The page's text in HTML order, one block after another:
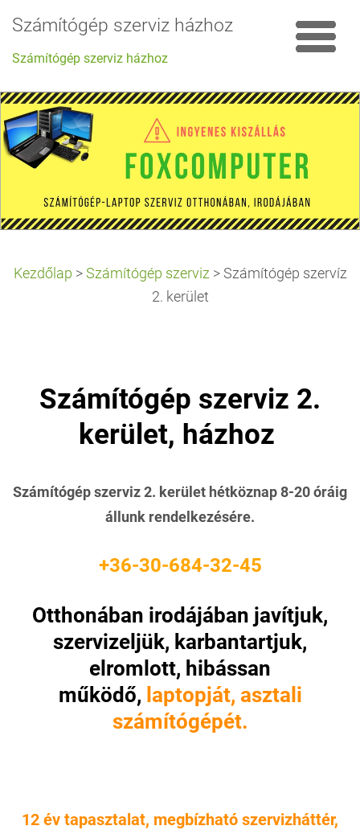
Számítógép szerviz házhoz
Számítógép szerviz házhoz
Kezdőlap > Számítógép szerviz > Számítógép szervíz
2. kerület
Számítógép szerviz 2.
kerület, házhoz
Számítógép szerviz 2. kerület hétköznap 8-20 óráig
állunk rendelkezésére.
+36-30-684-32-45
Otthonában irodájában javítjuk,
szervizeljük, karbantartjuk,
elromlott, hibássan
működő, laptopját, asztali
számítógépét.
12 év tapasztalat, megbízható szervizháttér,